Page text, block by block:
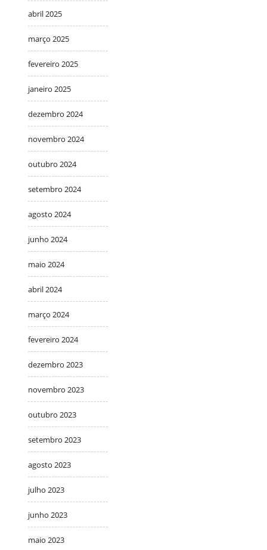
abril 2025
março 2025
fevereiro 2025
janeiro 2025
dezembro 2024
novembro 2024
outubro 2024
setembro 2024
agosto 2024
junho 2024
maio 2024
abril 2024
março 2024
fevereiro 2024
dezembro 2023
novembro 2023
outubro 2023
setembro 2023
agosto 2023
julho 2023
junho 2023
maio 2023